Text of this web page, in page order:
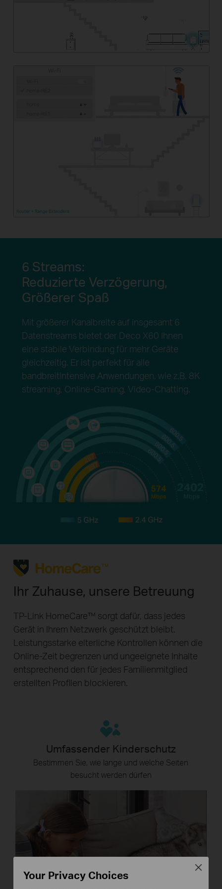
6 Streams:
Reduzierte Verzögerung,
Größerer Spaß
Mit größerer Kanalbreite auf insgesamt 6
Datenstreams bietet der Deco X60 Ihnen
eine stabile Verbindung für mehr Geräte
gleichzeitig. Er ist perfekt für alle
bandbreitintensive Anwendungen, wie z.B. 8K
streaming, Online-Gaming, Video-Chatting.
Ihr Zuhause, unsere Betreuung
TP-Link HomeCare™ sorgt dafür, dass jedes
Gerät in Ihrem Netzwerk geschützt bleibt.
Leistungsstarke elterliche Kontrollen können die
Online-Zeit begrenzen und ungeeignete Inhalte
entsprechend den für jedes Familienmitglied
erstellten Profilen blockieren.
Umfassender Kinderschutz
Bestimmen Sie, wie lange und welche Seiten
besucht werden dürfen
Your Privacy Choices
Close